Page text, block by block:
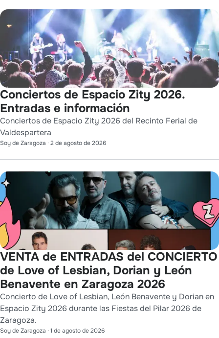
Conciertos de Espacio Zity 2026.
Entradas e información
Conciertos de Espacio Zity 2026 del Recinto Ferial de
Valdespartera
Soy de Zaragoza · 2 de agosto de 2026
VENTA de ENTRADAS del CONCIERTO
de Love of Lesbian, Dorian y León
Benavente en Zaragoza 2026
Concierto de Love of Lesbian, León Benavente y Dorian en
Espacio Zity 2026 durante las Fiestas del Pilar 2026 de
Zaragoza.
Soy de Zaragoza · 1 de agosto de 2026